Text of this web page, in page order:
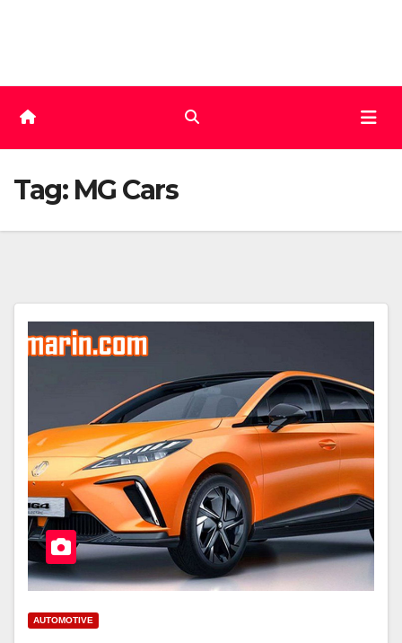
Tag: MG Cars
AUTOMOTIVE